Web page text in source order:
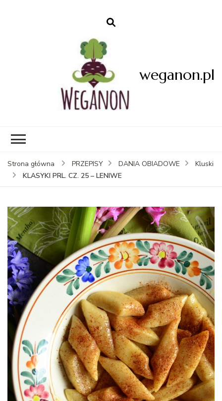
weganon.pl
Strona główna PRZEPISY DANIA OBIADOWE
Kluski
KLASYKI PRL. CZ. 25 – LENIWE